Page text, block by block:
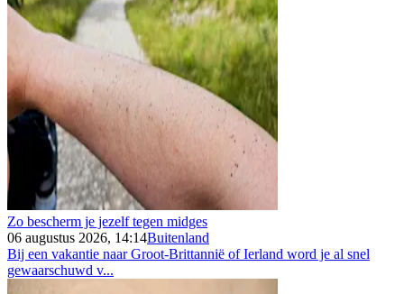
Zo bescherm je jezelf tegen midges
06 augustus 2026, 14:14Buitenland
Bij een vakantie naar Groot-Brittannië of Ierland word je al snel
gewaarschuwd v...